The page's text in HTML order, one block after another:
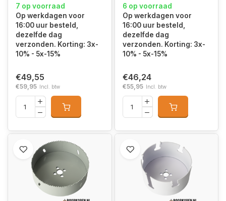
7 op voorraad
Op werkdagen voor
16:00 uur besteld,
dezelfde dag
verzonden. Korting: 3x-
10% - 5x-15%
€49,55
€59,95 Incl. btw
6 op voorraad
Op werkdagen voor
16:00 uur besteld,
dezelfde dag
verzonden. Korting: 3x-
10% - 5x-15%
€46,24
€55,95 Incl. btw